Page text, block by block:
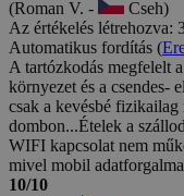
(Roman V. -
Cseh)
Az értékelés létrehozva:
Automatikus fordítás (
A tartózkodás megfelelt
környezet és a csendes-
csak a kevésbé fizikailag
dombon...Ételek a
WIFI kapcsolat nem
mivel mobil
10/10